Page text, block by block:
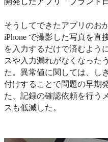
そうしてできたアプリのお
iPhone で撮影した写真を直
を入力するだけで済むよう
スや入力漏れがなくなった
た。異常値に関しては、し
付けすることで問題の早期
た、記録の確認依頼を行う
スも低減した。